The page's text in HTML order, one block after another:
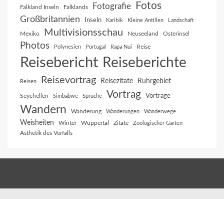
Falkland Inseln Falklands Fotografie Fotos
Großbritannien Inseln Karibik Kleine Antillen Landschaft
Mexiko Multivisionsschau Neuseeland Osterinsel
Photos Polynesien Portugal Rapa Nui Reise
Reisebericht Reiseberichte
Reisen Reisevortrag Reisezitate Ruhrgebiet
Seychellen Simbabwe Sprüche Vortrag Vorträge
Wandern Wanderung Wanderungen Wanderwege
Weisheiten Winter Wuppertal Zitate Zoologischer Garten
Ästhetik des Verfalls